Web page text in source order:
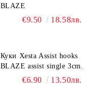
BLAZE
€9.50 18.58лв.
Куки Xesta Assist hooks
BLAZE assist single 3cm.
€6.90 13.50лв.